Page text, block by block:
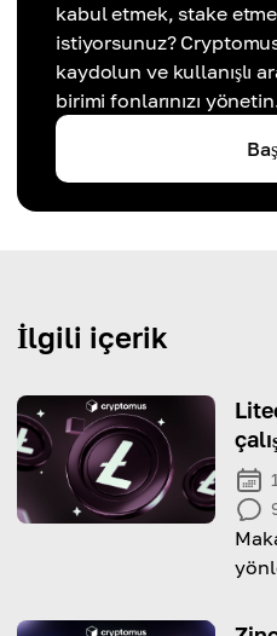
kabul etmek, stake
istiyorsunuz?
kaydolun ve kullanışlı
birimi fonlarınızı
İlgili içerik